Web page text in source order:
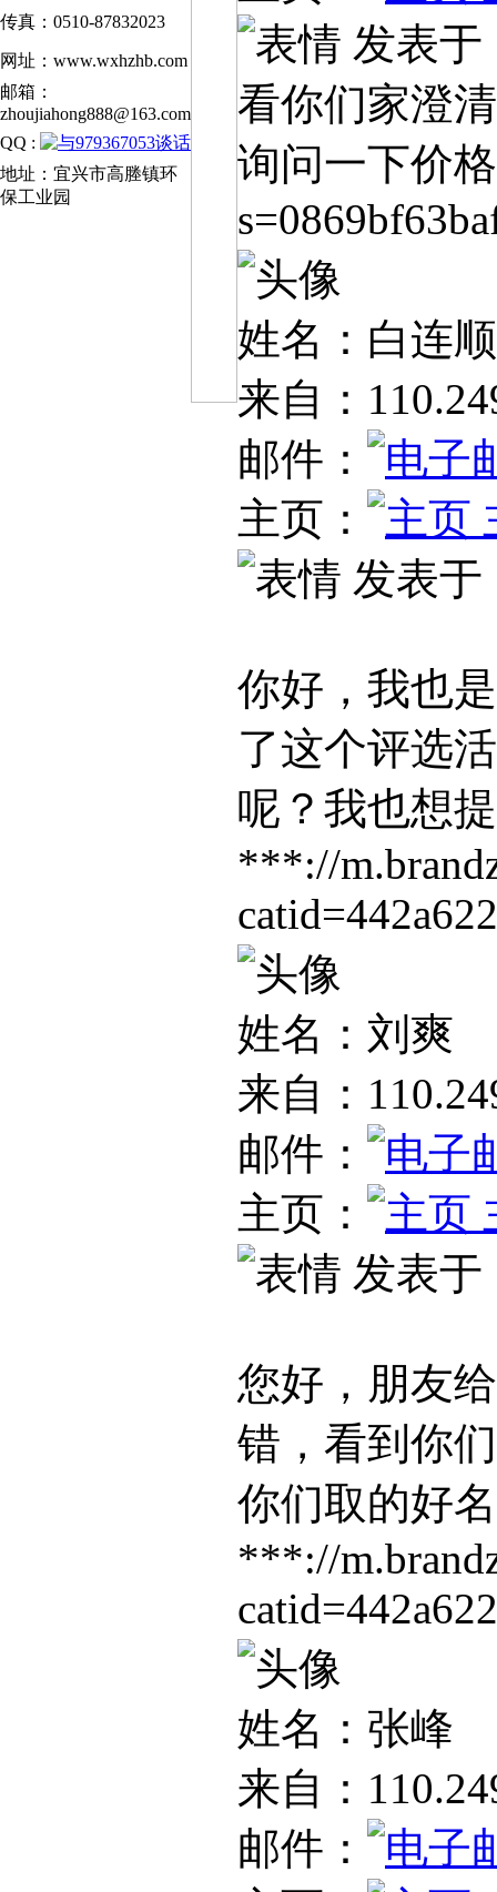
传真：0510-87832023
网址：www.wxhzhb.com
邮箱：
zhoujiahong888@163.com
QQ :
地址：宜兴市高塍镇环
保工业园
发表于
看你们家澄
询问一下价
姓名：白连顺
来自：
邮件：
主页：
发表于
你好，我也
了这个评选
呢？我也想
***://
姓名：刘爽
来自：
邮件：
主页：
发表于
您好，朋友
错，看到你
你们取的好
***://
姓名：张峰
来自：
邮件：